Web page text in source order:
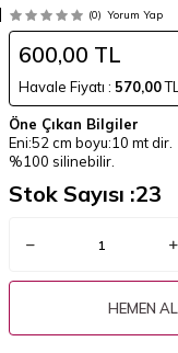
(0) Yorum Yap
600,00 TL
Havale Fiyatı : 570,00TL
Öne Çıkan Bilgiler
Eni:52 cm boyu:10 mt dir.
%100 silinebilir.
Stok Sayısı :23
HEMEN AL